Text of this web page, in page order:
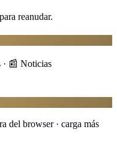
reanudar.
· 📰 Noticias
del browser · carga más